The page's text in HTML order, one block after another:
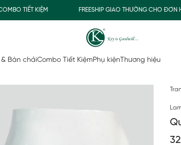
TIẾT KIỆM FREESHIP GIAO THƯỜNG CHO ĐƠN
& Bàn chảiCombo Tiết KiệmPhụ kiện Thương hiệu